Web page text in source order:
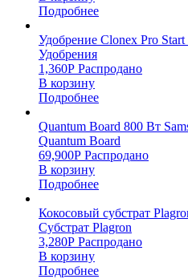
Подробнее
Удобрение Clonex Pro
Удобрения
1,360Р Распродано
В корзину
Подробнее
Quantum Board 800 Вт
Quantum Board
69,900Р Распродано
В корзину
Подробнее
Кокосовый субстрат
Субстрат Plagron
3,280Р Распродано
В корзину
Подробнее